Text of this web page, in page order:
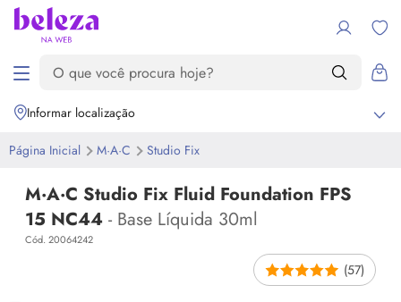
Informar localização
Página Inicial M·A·C Studio Fix
M·A·C Studio Fix Fluid Foundation FPS
15 NC44 - Base Líquida 30ml
Cód. 20064242
(57)